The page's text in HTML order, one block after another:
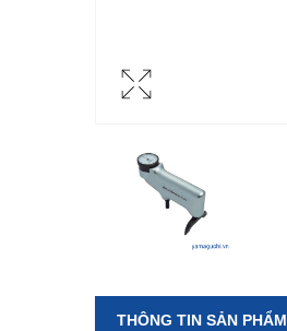
THÔNG TIN SẢN PHẨM